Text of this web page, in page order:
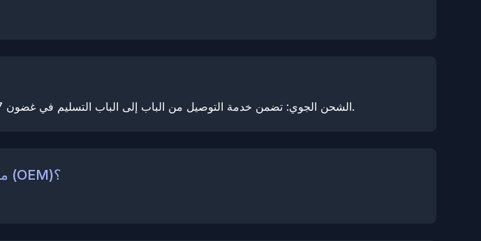
الشحن الجوي: تضمن خدمة التوصيل من الباب إلى الباب التسليم في غضون 7 أيام. الشحن البحري: اعتمادًا على المنطقة، يستغرق التسليم عادة من 30 إلى 45 يومًا.
ما هو الحد الأدنى لكمية الطلب للمنتجات المخصصة بعلامة تجارية خاصة (OEM)؟